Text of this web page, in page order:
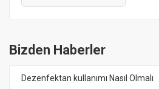
Bizden Haberler
Dezenfektan kullanımı Nasıl Olmalı